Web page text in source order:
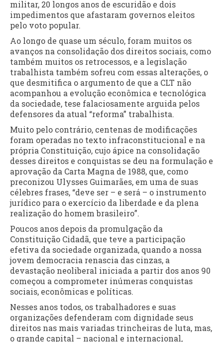
militar, 20 longos anos de escuridão e dois
impedimentos que afastaram governos eleitos
pelo voto popular.
Ao longo de quase um século, foram muitos os
avanços na consolidação dos direitos sociais, como
também muitos os retrocessos, e a legislação
trabalhista também sofreu com essas alterações, o
que desmitifica o argumento de que a CLT não
acompanhou a evolução econômica e tecnológica
da sociedade, tese falaciosamente arguida pelos
defensores da atual “reforma” trabalhista.
Muito pelo contrário, centenas de modificações
foram operadas no texto infraconstitucional e na
própria Constituição, cujo ápice na consolidação
desses direitos e conquistas se deu na formulação e
aprovação da Carta Magna de 1988, que, como
preconizou Ulysses Guimarães, em uma de suas
célebres frases, “deve ser – e será – o instrumento
jurídico para o exercício da liberdade e da plena
realização do homem brasileiro”.
Poucos anos depois da promulgação da
Constituição Cidadã, que teve a participação
efetiva da sociedade organizada, quando a nossa
jovem democracia renascia das cinzas, a
devastação neoliberal iniciada a partir dos anos 90
começou a comprometer inúmeras conquistas
sociais, econômicas e políticas.
Nesses anos todos, os trabalhadores e suas
organizações defenderam com dignidade seus
direitos nas mais variadas trincheiras de luta, mas,
o grande capital – nacional e internacional,